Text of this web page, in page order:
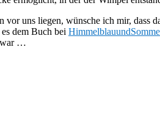
uns liegen, wünsche ich mir, dass
dem Buch bei
war …